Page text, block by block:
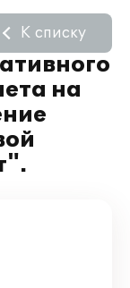
на
К списку